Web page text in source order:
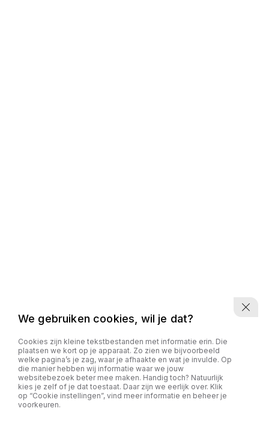
We gebruiken cookies, wil je dat?
Cookies zijn kleine tekstbestanden met informatie erin. Die
plaatsen we kort op je apparaat. Zo zien we bijvoorbeeld
welke pagina’s je zag, waar je afhaakte en wat je invulde. Op
die manier hebben wij informatie waar we jouw
websitebezoek beter mee maken. Handig toch? Natuurlijk
kies je zelf of je dat toestaat. Daar zijn we eerlijk over. Klik
op “Cookie instellingen”, vind meer informatie en beheer je
voorkeuren.